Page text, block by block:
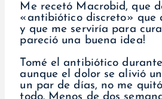
Me recetó Macrobid, que
«antibiótico discreto» que
y que me serviría para
pareció una buena idea!
Tomé el antibiótico
aunque el dolor se alivió
un par de días, no me